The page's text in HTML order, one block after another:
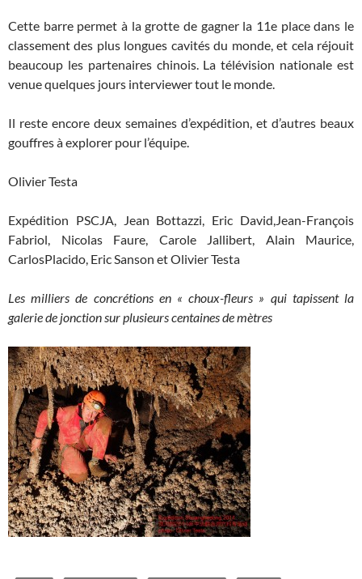
Cette barre permet à la grotte de gagner la 11e place dans le
classement des plus longues cavités du monde, et cela réjouit
beaucoup les partenaires chinois. La télévision nationale est
venue quelques jours interviewer tout le monde.
Il reste encore deux semaines d’expédition, et d’autres beaux
gouffres à explorer pour l’équipe.
Olivier Testa
Expédition PSCJA, Jean Bottazzi, Eric David,Jean-François
Fabriol, Nicolas Faure, Carole Jallibert, Alain Maurice,
CarlosPlacido, Eric Sanson et Olivier Testa
Les milliers de concrétions en « choux-fleurs » qui tapissent la
galerie de jonction sur plusieurs centaines de mètres